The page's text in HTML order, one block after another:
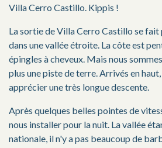
Villa Cerro Castillo. Kippis !
La sortie de Villa Cerro Castillo se
dans une vallée étroite. La côte est
épingles à cheveux. Mais nous
plus une piste de terre. Arrivés en
apprécier une très longue descente.
Après quelques belles pointes de
nous installer pour la nuit. La vallée
nationale, il n'y a pas beaucoup de